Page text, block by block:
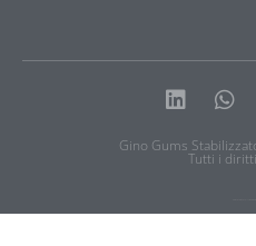
Linkedin
Gino Gums
Tutti i